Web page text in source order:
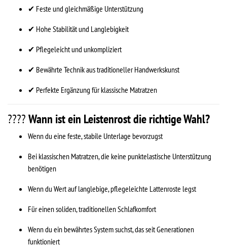
✔ Feste und gleichmäßige Unterstützung
✔ Hohe Stabilität und Langlebigkeit
✔ Pflegeleicht und unkompliziert
✔ Bewährte Technik aus traditioneller Handwerkskunst
✔ Perfekte Ergänzung für klassische Matratzen
????Wann ist ein Leistenrost die richtige Wahl?
Wenn du eine feste, stabile Unterlage bevorzugst
Bei klassischen Matratzen, die keine punktelastische Unterstützung
benötigen
Wenn du Wert auf langlebige, pflegeleichte Lattenroste legst
Für einen soliden, traditionellen Schlafkomfort
Wenn du ein bewährtes System suchst, das seit Generationen
funktioniert